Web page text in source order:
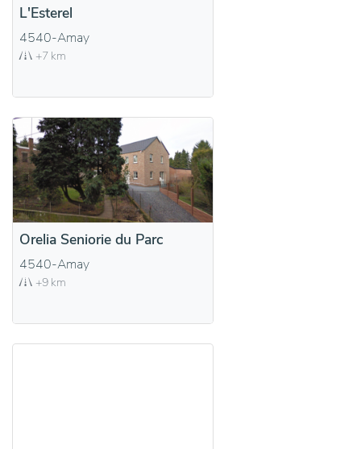
L'Esterel
4540-Amay
+7 km
Orelia Seniorie du Parc
4540-Amay
+9 km